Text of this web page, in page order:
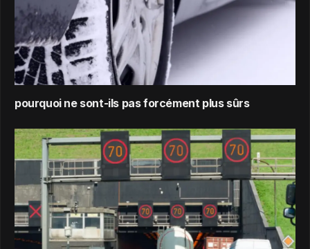
pourquoi ne sont-ils pas forcément plus sûrs